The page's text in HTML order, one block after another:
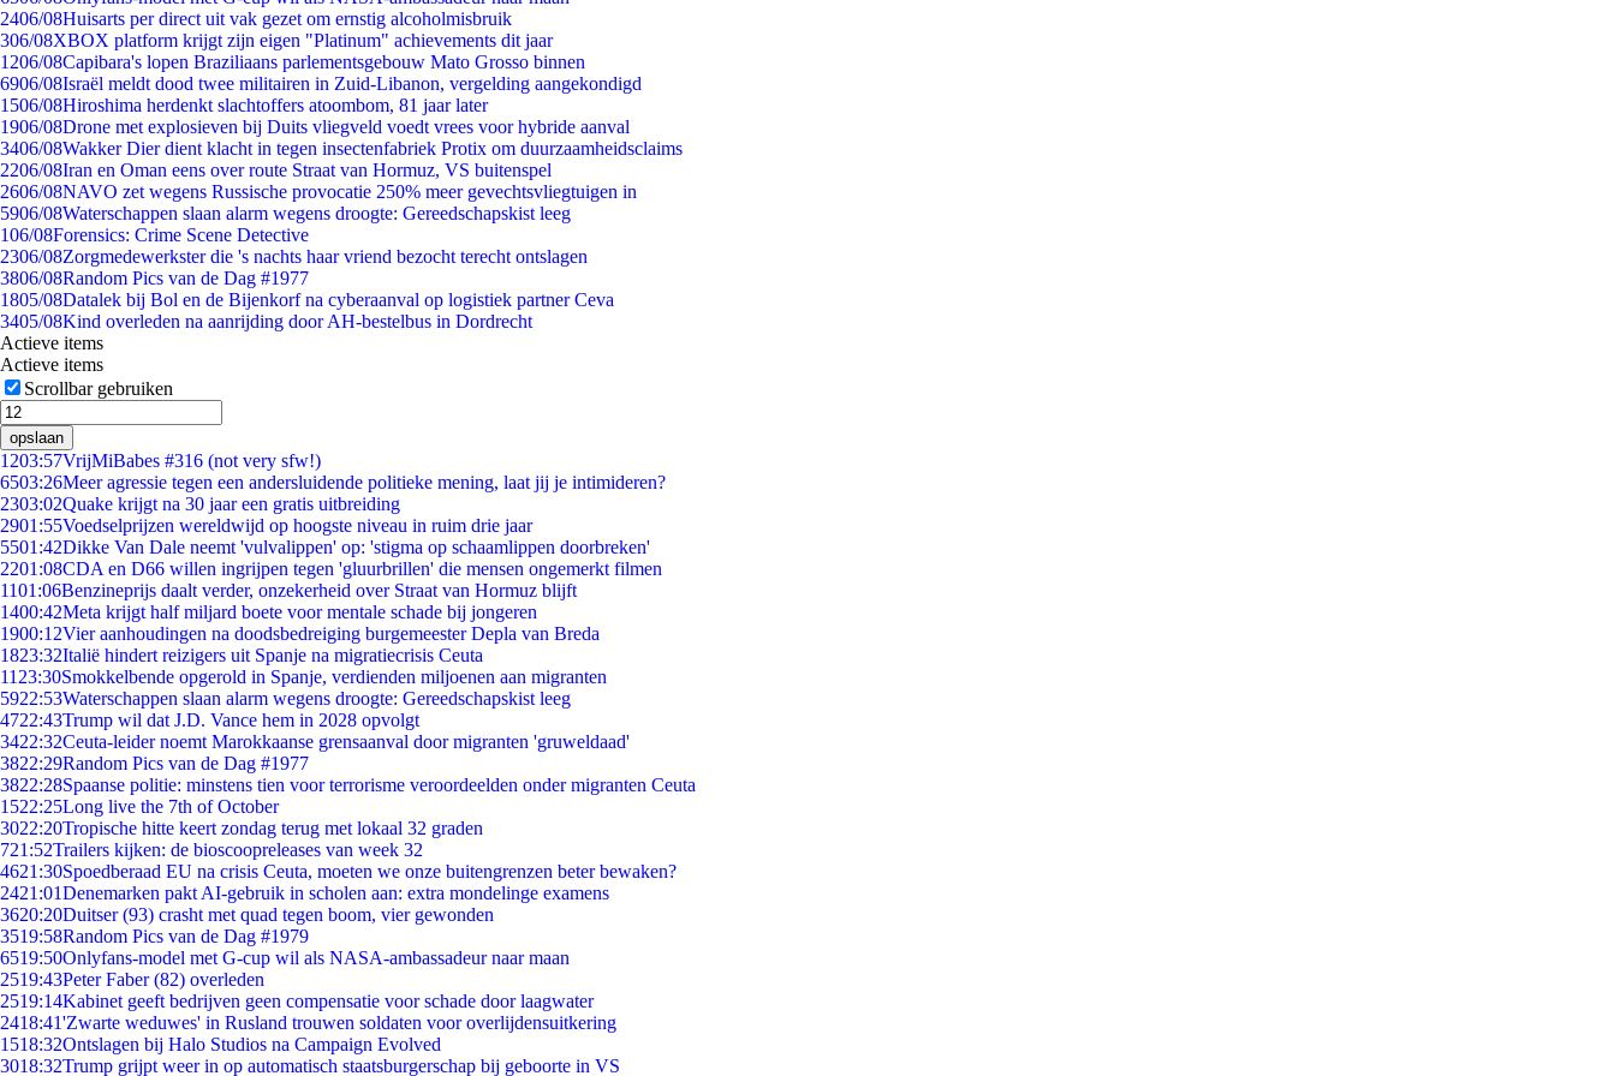
2406/08Huisarts per direct uit vak gezet om ernstig alcoholmisbruik
306/08XBOX platform krijgt zijn eigen "Platinum" achievements dit jaar
1206/08Capibara's lopen Braziliaans parlementsgebouw Mato Grosso binnen
6906/08Israël meldt dood twee militairen in Zuid-Libanon, vergelding aangekondigd
1506/08Hiroshima herdenkt slachtoffers atoombom, 81 jaar later
1906/08Drone met explosieven bij Duits vliegveld voedt vrees voor hybride aanval
3406/08Wakker Dier dient klacht in tegen insectenfabriek Protix om duurzaamheidsclaims
2206/08Iran en Oman eens over route Straat van Hormuz, VS buitenspel
2606/08NAVO zet wegens Russische provocatie 250% meer gevechtsvliegtuigen in
5906/08Waterschappen slaan alarm wegens droogte: Gereedschapskist leeg
106/08Forensics: Crime Scene Detective
2306/08Zorgmedewerkster die 's nachts haar vriend bezocht terecht ontslagen
3806/08Random Pics van de Dag #1977
1805/08Datalek bij Bol en de Bijenkorf na cyberaanval op logistiek partner Ceva
3405/08Kind overleden na aanrijding door AH-bestelbus in Dordrecht
Actieve items
Actieve items
Scrollbar gebruiken
opslaan
1203:57VrijMiBabes #316 (not very sfw!)
6503:26Meer agressie tegen een andersluidende politieke mening, laat jij je intimideren?
2303:02Quake krijgt na 30 jaar een gratis uitbreiding
2901:55Voedselprijzen wereldwijd op hoogste niveau in ruim drie jaar
5501:42Dikke Van Dale neemt 'vulvalippen' op: 'stigma op schaamlippen doorbreken'
2201:08CDA en D66 willen ingrijpen tegen 'gluurbrillen' die mensen ongemerkt filmen
1101:06Benzineprijs daalt verder, onzekerheid over Straat van Hormuz blijft
1400:42Meta krijgt half miljard boete voor mentale schade bij jongeren
1900:12Vier aanhoudingen na doodsbedreiging burgemeester Depla van Breda
1823:32Italië hindert reizigers uit Spanje na migratiecrisis Ceuta
11 23:30Smokkelbende opgerold in Spanje, verdienden miljoenen aan migranten
5922:53Waterschappen slaan alarm wegens droogte: Gereedschapskist leeg
4722:43Trump wil dat J.D. Vance hem in 2028 opvolgt
3422:32Ceuta-leider noemt Marokkaanse grensaanval door migranten 'gruweldaad'
3822:29Random Pics van de Dag #1977
3822:28Spaanse politie: minstens tien voor terrorisme veroordeelden onder migranten Ceuta
1522:25Long live the 7th of October
3022:20Tropische hitte keert zondag terug met lokaal 32 graden
721:52Trailers kijken: de bioscoopreleases van week 32
4621:30Spoedberaad EU na crisis Ceuta, moeten we onze buitengrenzen beter bewaken?
2421:01Denemarken pakt AI-gebruik in scholen aan: extra mondelinge examens
3620:20Duitser (93) crasht met quad tegen boom, vier gewonden
3519:58Random Pics van de Dag #1979
6519:50Onlyfans-model met G-cup wil als NASA-ambassadeur naar maan
2519:43Peter Faber (82) overleden
2519:14Kabinet geeft bedrijven geen compensatie voor schade door laagwater
2418:41'Zwarte weduwes' in Rusland trouwen soldaten voor overlijdensuitkering
1518:32Ontslagen bij Halo Studios na Campaign Evolved
3018:32Trump grijpt weer in op automatisch staatsburgerschap bij geboorte in VS